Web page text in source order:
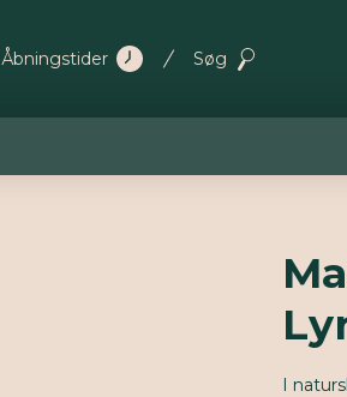
Åbningstider Søg
I